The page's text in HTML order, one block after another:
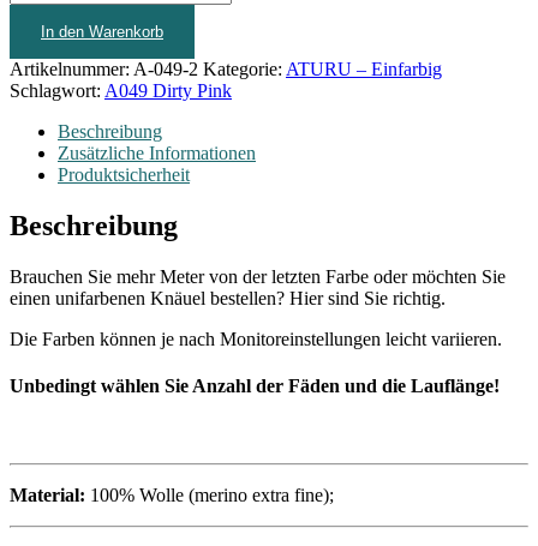
In den Warenkorb
Artikelnummer: A-049-2 Kategorie: ATURU – Einfarbig
Schlagwort: A049 Dirty Pink
Beschreibung
Zusätzliche Informationen
Produktsicherheit
Beschreibung
Brauchen Sie mehr Meter von der letzten Farbe oder möchten Sie
einen unifarbenen Knäuel bestellen? Hier sind Sie richtig.
Die Farben können je nach Monitoreinstellungen leicht variieren.
Unbedingt wählen Sie Anzahl der Fäden und die Lauflänge!
Material: 100% Wolle (merino extra fine);